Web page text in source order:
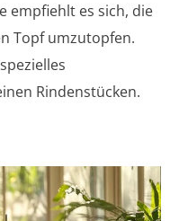
empfiehlt es sich, die
Topf umzutopfen.
Rindenstücken.